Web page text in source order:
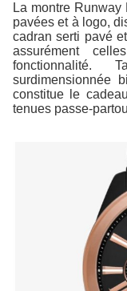
La montre
pavées et à logo,
cadran serti pavé
assurément
surdimensionnée
constitue le
tenues passe-